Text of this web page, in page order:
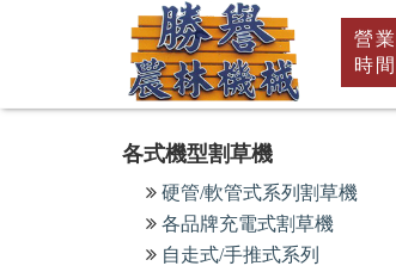
回
首
頁
營業
時間
各式機型割草機
硬管/軟管式系列割草機
各品牌充電式割草機
自走式/手推式系列